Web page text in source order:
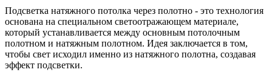
Подсветка натяжного потолка через полотно - это технология
основана на специальном светоотражающем материале,
который устанавливается между основным потолочным
полотном и натяжным полотном. Идея заключается в том,
чтобы свет исходил именно из натяжного полотна, создавая
эффект подсветки.